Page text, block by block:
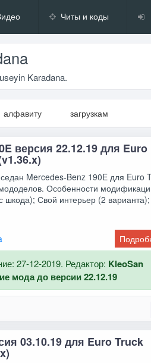
Читы и коды
Karadana.
алфавиту загрузкам
версия 22.12.19 для Euro
Mercedes-Benz 190E для Euro
Особенности
шкода); Свой интерьер (2 варианта);
27-12-2019. Редактор: KleoSan
мода до версии 22.12.19
03.10.19 для Euro Truck